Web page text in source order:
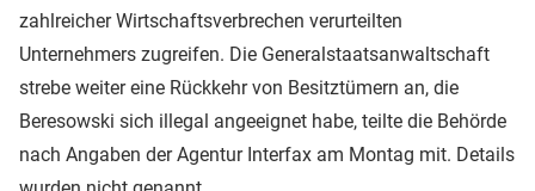
zahlreicher Wirtschaftsverbrechen verurteilten
Unternehmers zugreifen. Die Generalstaatsanwaltschaft
strebe weiter eine Rückkehr von Besitztümern an, die
Beresowski sich illegal angeeignet habe, teilte die Behörde
nach Angaben der Agentur Interfax am Montag mit. Details